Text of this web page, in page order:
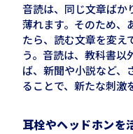
音読は、同じ文章ばか
薄れます。そのため、
たら、読む文章を変え
う。音読は、教科書以
ば、新聞や小説など、
ることで、新たな刺激
耳栓やヘッドホンを